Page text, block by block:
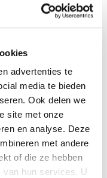
advertenties te
media te bieden
Ook delen we
site met onze
en analyse. Deze
met andere
of die ze hebben
hun services. U
kinderen vinden dit
samen met de
en het museum!